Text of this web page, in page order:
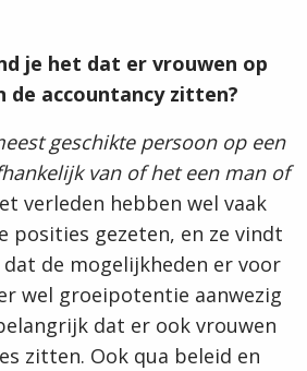
je het dat er vrouwen op
de accountancy zitten?
geschikte persoon op een
van of het een man of
verleden hebben wel vaak
posities gezeten, en ze vindt
de mogelijkheden er voor
wel groeipotentie aanwezig
dat er ook vrouwen
zitten. Ook qua beleid en